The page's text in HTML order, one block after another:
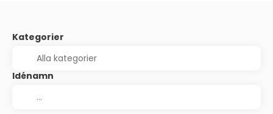
Kategorier
Idénamn